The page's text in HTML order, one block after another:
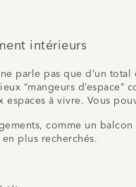
intérieurs
ne parle pas que d’un
“mangeurs
espaces à vivre. Vous
comme un
plus recherchés.